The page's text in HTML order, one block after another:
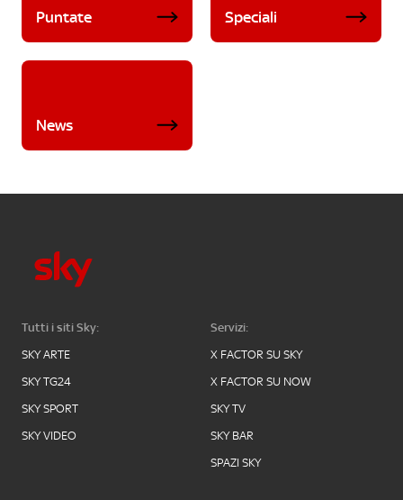
Puntate Speciali
News
Tutti i siti Sky:
SKY ARTE
SKY TG24
SKY SPORT
SKY VIDEO
Servizi:
X FACTOR SU SKY
X FACTOR SU NOW
SKY TV
SKY BAR
SPAZI SKY